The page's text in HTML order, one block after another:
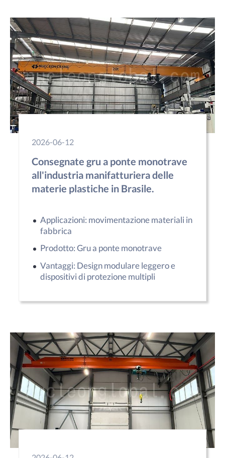
2026-06-12
Consegnate gru a ponte monotrave
all'industria manifatturiera delle
materie plastiche in Brasile.
Applicazioni: movimentazione materiali in
fabbrica
Prodotto: Gru a ponte monotrave
Vantaggi: Design modulare leggero e
dispositivi di protezione multipli